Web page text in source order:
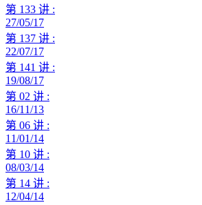
第 133 讲 :
27/05/17
第 137 讲 :
22/07/17
第 141 讲 :
19/08/17
第 02 讲 :
16/11/13
第 06 讲 :
11/01/14
第 10 讲 :
08/03/14
第 14 讲 :
12/04/14